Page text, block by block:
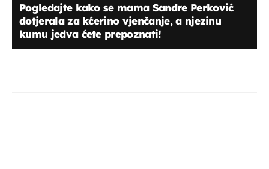
Pogledajte kako se mama Sandre Perković
dotjerala za kćerino vjenčanje, a njezinu
kumu jedva ćete prepoznati!